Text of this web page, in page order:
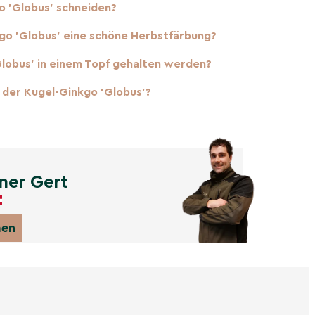
'Globus' schneiden?
'Globus' eine schöne Herbstfärbung?
in einem Topf gehalten werden?
Kugel-Ginkgo 'Globus'?
Gert